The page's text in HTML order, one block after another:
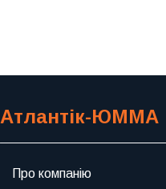
Атлантік-ЮММА
Про компанію